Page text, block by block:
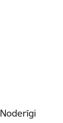
Noderīgi